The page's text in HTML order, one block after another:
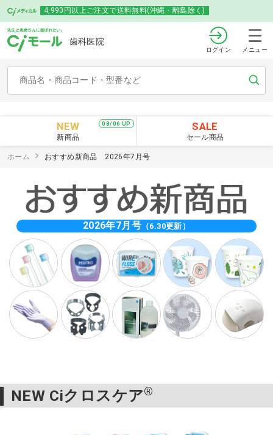
4,990円以上ご注文で送料無料(沖縄・離島除く)
歯科医院
ログイン メニュー
08/06 UP
NEW
新商品
SALE
セール商品
ホーム おすすめ新商品 2026年7月号
2026年7月号 （6.30更新）
NEW Ciクロスケア®